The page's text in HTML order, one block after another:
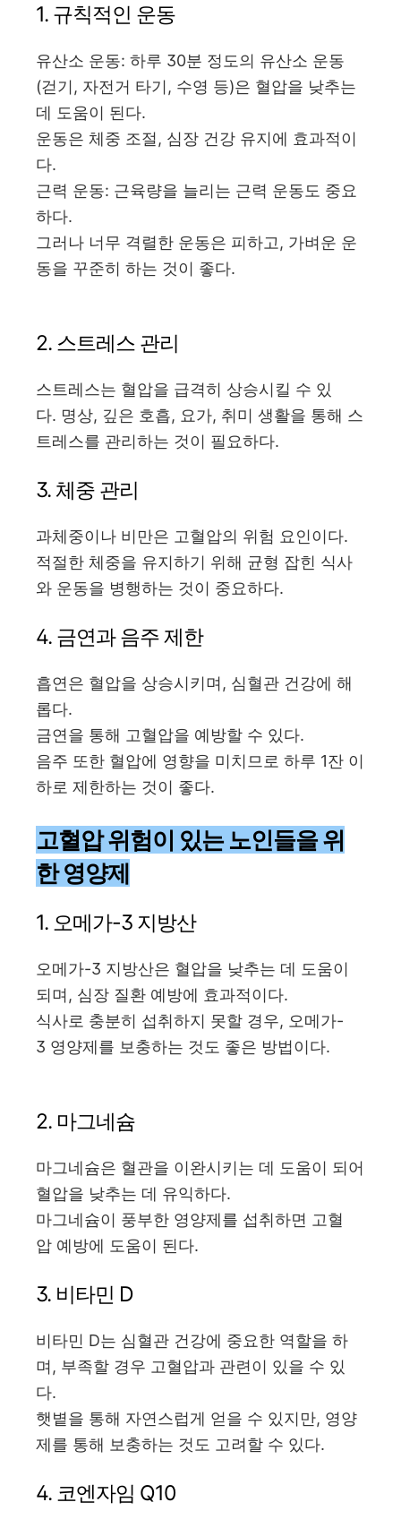
1. 규칙적인 운동
유산소 운동: 하루 30분 정도의 유산소 운동
(걷기, 자전거 타기, 수영 등)은 혈압을 낮추는
데 도움이 된다.
운동은 체중 조절, 심장 건강 유지에 효과적이
다.
근력 운동: 근육량을 늘리는 근력 운동도 중요
하다.
그러나 너무 격렬한 운동은 피하고, 가벼운 운
동을 꾸준히 하는 것이 좋다.
2. 스트레스 관리
스트레스는 혈압을 급격히 상승시킬 수 있
다. 명상, 깊은 호흡, 요가, 취미 생활을 통해 스
트레스를 관리하는 것이 필요하다.
3. 체중 관리
과체중이나 비만은 고혈압의 위험 요인이다.
적절한 체중을 유지하기 위해 균형 잡힌 식사
와 운동을 병행하는 것이 중요하다.
4. 금연과 음주 제한
흡연은 혈압을 상승시키며, 심혈관 건강에 해
롭다.
금연을 통해 고혈압을 예방할 수 있다.
음주 또한 혈압에 영향을 미치므로 하루 1잔 이
하로 제한하는 것이 좋다.
고혈압 위험이 있는 노인들을 위
한 영양제
1. 오메가-3 지방산
오메가-3 지방산은 혈압을 낮추는 데 도움이
되며, 심장 질환 예방에 효과적이다.
식사로 충분히 섭취하지 못할 경우, 오메가-
3 영양제를 보충하는 것도 좋은 방법이다.
2. 마그네슘
마그네슘은 혈관을 이완시키는 데 도움이 되어
혈압을 낮추는 데 유익하다.
마그네슘이 풍부한 영양제를 섭취하면 고혈
압 예방에 도움이 된다.
3. 비타민 D
비타민 D는 심혈관 건강에 중요한 역할을 하
며, 부족할 경우 고혈압과 관련이 있을 수 있
다.
햇볕을 통해 자연스럽게 얻을 수 있지만, 영양
제를 통해 보충하는 것도 고려할 수 있다.
4. 코엔자임 Q10